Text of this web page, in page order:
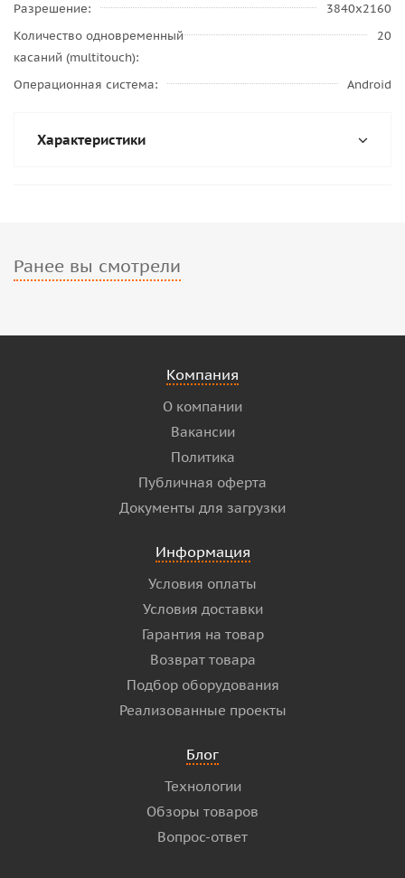
Разрешение
3840x2160
Количество одновременный
касаний (multitouch)
20
Операционная система Android
Характеристики
Ранее вы смотрели
Компания
О компании
Вакансии
Политика
Публичная оферта
Документы для загрузки
Информация
Условия оплаты
Условия доставки
Гарантия на товар
Возврат товара
Подбор оборудования
Реализованные проекты
Блог
Технологии
Обзоры товаров
Вопрос-ответ